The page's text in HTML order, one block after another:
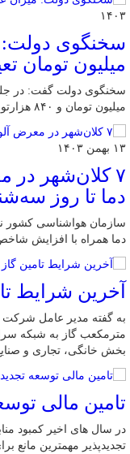
۱۴۰۳
میلیون تومان
میلیون تومان و ۸۴۰ هزارتومان به عنوان حق عائله مندی در نظر گرفته شد.
۱۳ بهمن ۱۴۰۳
۷ کلان‌شهر در
دما تا روز
سازمان هواشناسی کشور
دما همراه با افزایش
آخرین شرایط
بخش خانگی، تجاری و
تامین مالی
در سال های اخیر کمبود
تجدیدپذیر مهمترین مانع